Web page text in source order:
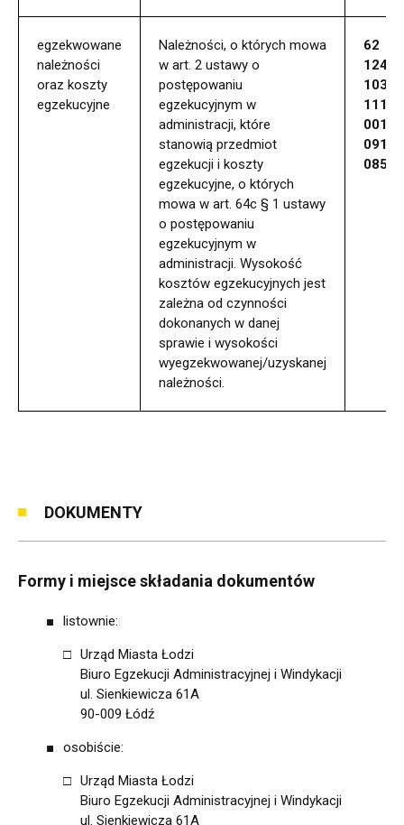
egzekwowane
należności
oraz koszty
egzekucyjne
Należności, o których mowa
w art. 2 ustawy o
postępowaniu
egzekucyjnym w
administracji, które
stanowią przedmiot
egzekucji i koszty
egzekucyjne, o których
mowa w art. 64c § 1 ustawy
o postępowaniu
egzekucyjnym w
administracji. Wysokość
kosztów egzekucyjnych jest
zależna od czynności
dokonanych w danej
sprawie i wysokości
wyegzekwowanej/uzyskanej
należności.
62
1240
1037
1111
0011
0911
0856
DOKUMENTY
Formy i miejsce składania dokumentów
listownie:
Urząd Miasta Łodzi
Biuro Egzekucji Administracyjnej i Windykacji
ul. Sienkiewicza 61A
90-009 Łódź
osobiście:
Urząd Miasta Łodzi
Biuro Egzekucji Administracyjnej i Windykacji
ul. Sienkiewicza 61A